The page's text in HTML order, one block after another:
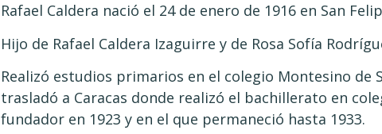
Rafael Caldera nació el 24 de enero de 1916 en San
Hijo de Rafael Caldera Izaguirre y de Rosa Sofía
Realizó estudios primarios en el colegio Montesino de
trasladó a Caracas donde realizó el bachillerato en
fundador en 1923 y en el que permaneció hasta 1933.